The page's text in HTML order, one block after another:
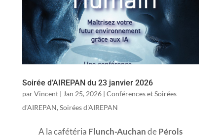
Soirée d’AIREPAN du 23 janvier 2026
parVincent| Jan 25, 2026| Conférences et Soirées
d'AIREPAN, Soirées d'AIREPAN
A la cafétéria Flunch-AuchandePérols